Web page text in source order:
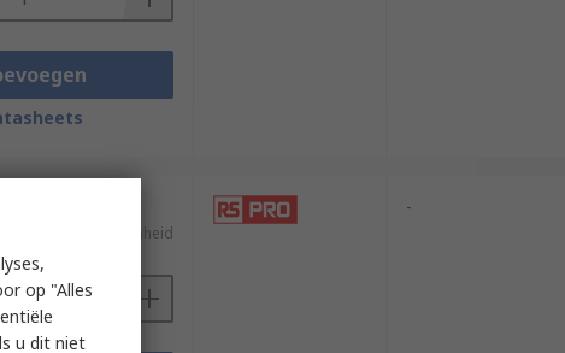
€ 3,77/eenheid
-
op "Alles
u dit niet